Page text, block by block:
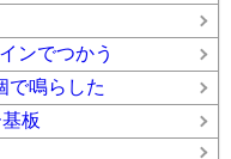
ンでつかう
鳴らした
板